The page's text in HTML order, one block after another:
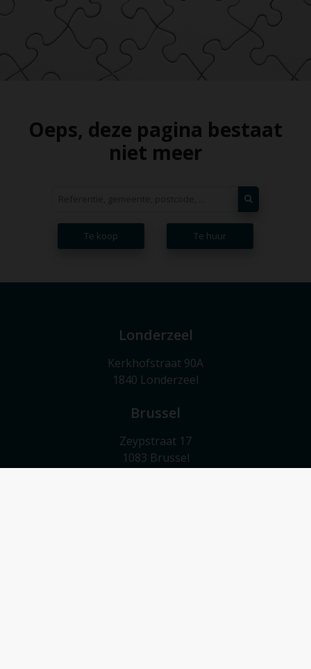
Oeps, deze pagina bestaat
niet meer
Te koop Te huur
Londerzeel
Kerkhofstraat 90A
1840 Londerzeel
Brussel
Zeypstraat 17
1083 Brussel